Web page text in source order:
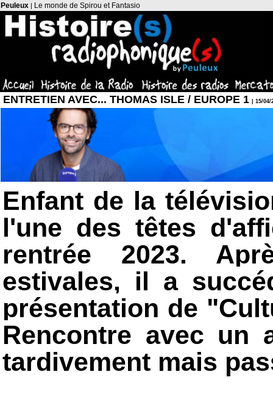
Peuleux | Le monde de Spirou et Fantasio
ENTRETIEN AVEC... THOMAS ISLE / EUROPE 1 | 15/04/
Enfant de la
l'une des têtes
rentrée 2023.
estivales, il a
présentation de
Rencontre avec un
tardivement mais